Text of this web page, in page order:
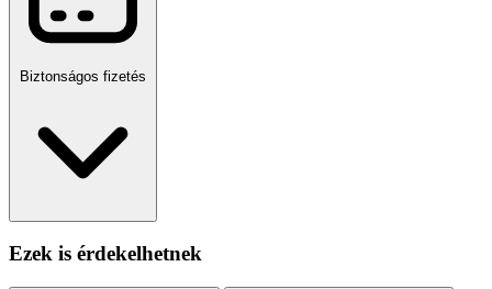
Biztonságos fizetés
Ezek is érdekelhetnek